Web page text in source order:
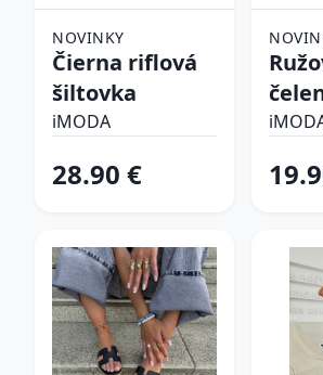
NOVINKY
Čierna riflová
šiltovka
iMODA
28.90 €